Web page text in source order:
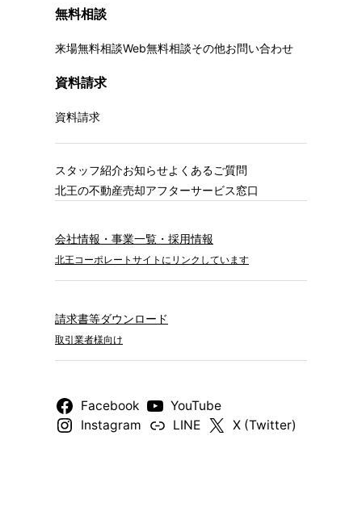
無料相談
来場無料相談Web無料相談その他お問い合わせ
資料請求
資料請求
スタッフ紹介お知らせよくあるご質問
北王の不動産売却アフターサービス窓口
会社情報・事業一覧・採用情報
北王コーポレートサイトにリンクしています
請求書等ダウンロード
取引業者様向け
Facebook
YouTube
Instagram
LINE X (Twitter)